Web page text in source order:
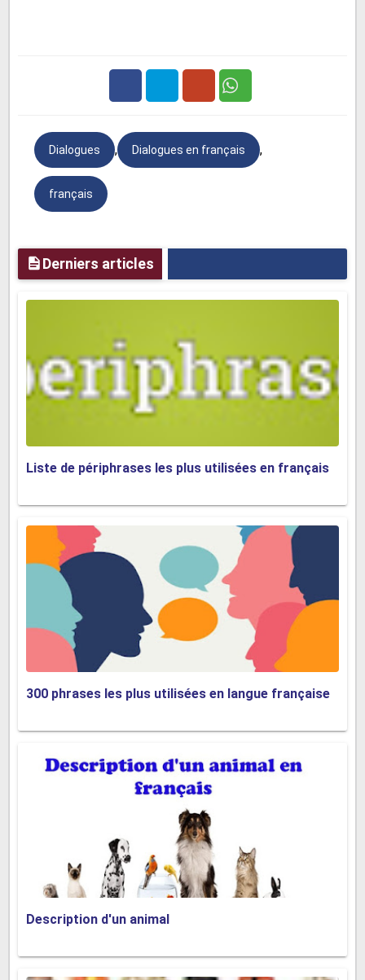
Plus
Dialogues , Dialogues en français ,
français
Derniers articles
Liste de périphrases les plus utilisées en français
300 phrases les plus utilisées en langue française
Description d'un animal